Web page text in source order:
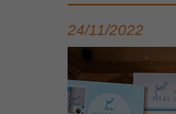
24/11/2022